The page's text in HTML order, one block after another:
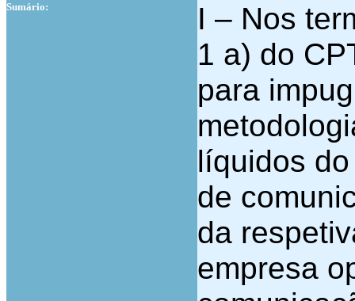
Sumário:
I – Nos
1 a) do
para
líquidos
de
da
empresa